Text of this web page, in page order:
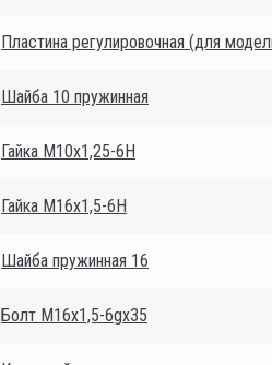
Пластина регулировочная (для
Шайба 10 пружинная
Гайка М10х1,25-6Н
Гайка М16х1,5-6Н
Шайба пружинная 16
Болт М16х1,5-6gх35